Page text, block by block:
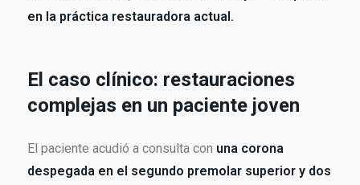
en la práctica restauradora actual.
El caso clínico: restauraciones
complejas en un paciente joven
El paciente acudió a consulta con una corona
despegada en el segundo premolar superior y dos